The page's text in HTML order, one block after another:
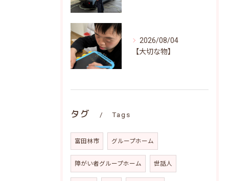
2026/08/04
【大切な物】
タグ Tags
富田林市 グループホーム
障がい者グループホーム 世話人